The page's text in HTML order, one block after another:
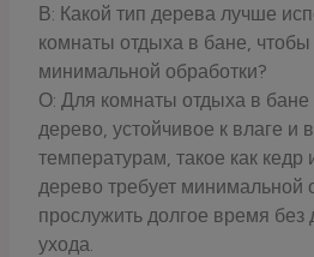
В: Какой тип дерева лучше
комнаты отдыха в бане,
минимальной обработки?
О: Для комнаты отдыха в бане
дерево, устойчивое к влаге и
температурам, такое как кедр
дерево требует минимальной
прослужить долгое время без
ухода.